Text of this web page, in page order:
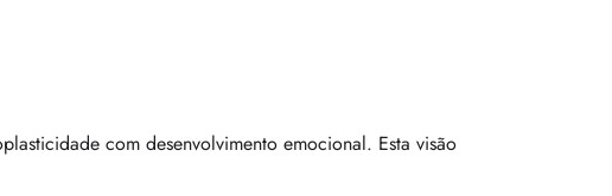
com desenvolvimento emocional. Esta visão